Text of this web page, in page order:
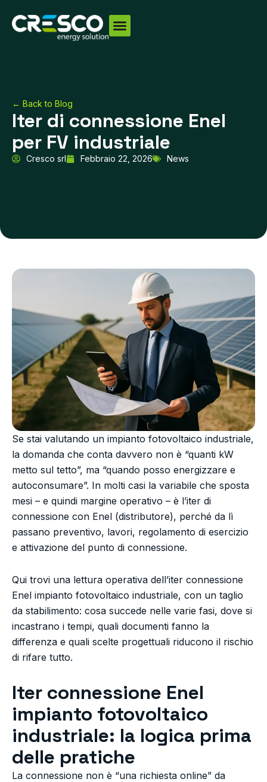
← Back to Blog
Iter di connessione Enel
per FV industriale
Cresco srl Febbraio 22, 2026 News
Se stai valutando un impianto fotovoltaico industriale,
la domanda che conta davvero non è “quanti kW
metto sul tetto”, ma “quando posso energizzare e
autoconsumare”. In molti casi la variabile che sposta
mesi – e quindi margine operativo – è l’iter di
connessione con Enel (distributore), perché da lì
passano preventivo, lavori, regolamento di esercizio
e attivazione del punto di connessione.
Qui trovi una lettura operativa dell’iter connessione
Enel impianto fotovoltaico industriale, con un taglio
da stabilimento: cosa succede nelle varie fasi, dove si
incastrano i tempi, quali documenti fanno la
differenza e quali scelte progettuali riducono il rischio
di rifare tutto.
Iter connessione Enel
impianto fotovoltaico
industriale: la logica prima
delle pratiche
La connessione non è “una richiesta online” da